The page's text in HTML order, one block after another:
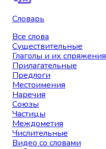
Словарь
Все слова
Существительные
Глаголы и их спряжения
Прилагательные
Предлоги
Местоимения
Наречия
Союзы
Частицы
Междометия
Числительные
Видео со словами